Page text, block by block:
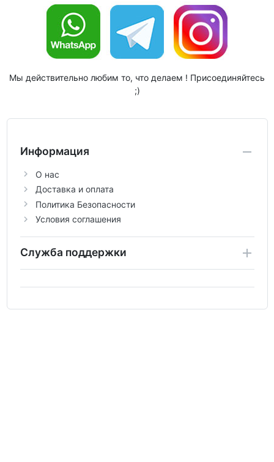
Мы действительно любим то, что делаем ! Присоединяйтесь
;)
Информация
О нас
Доставка и оплата
Политика Безопасности
Условия соглашения
Служба поддержки